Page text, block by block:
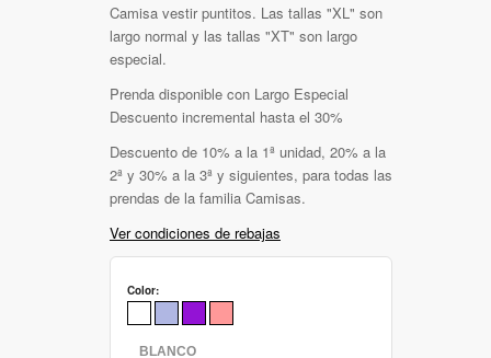
Camisa vestir puntitos. Las tallas "XL" son
largo normal y las tallas "XT" son largo
especial.
Prenda disponible con Largo Especial
Descuento incremental hasta el 30%
Descuento de 10% a la 1ª unidad, 20% a la
2ª y 30% a la 3ª y siguientes, para todas las
prendas de la familia Camisas.
Ver condiciones de rebajas
Color: